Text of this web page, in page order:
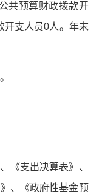
共预算财政拨款开
开支人员0人。年末
《支出决算表》、
、《政府性基金预